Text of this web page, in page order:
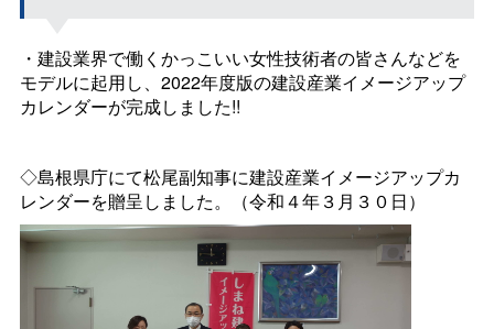
・建設業界で働くかっこいい女性技術者の皆さんなどを
モデルに起用し、2022年度版の建設産業イメージアップ
カレンダーが完成しました!!
◇島根県庁にて松尾副知事に建設産業イメージアップカ
レンダーを贈呈しました。（令和４年３月３０日）